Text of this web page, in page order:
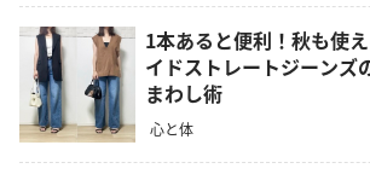
1本あると便利！秋も使
イドストレートジーンズ
まわし術
心と体